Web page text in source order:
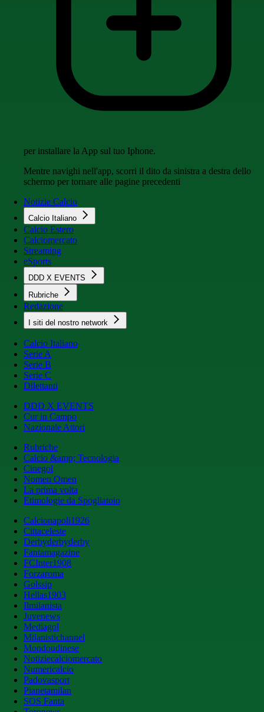
per installare la App sul tuo Iphone.
Mentre navighi nell'app, scorri il dito da sinistra a destra dello
schermo per tornare alle pagine precedenti
Notizie Calcio
Calcio Italiano
Calcio Estero
Calciomercato
Streaming
eSports
DDD X EVENTS
Rubriche
Redazione
I siti del nostro network
Calcio Italiano
Serie A
Serie B
Serie C
Dilettanti
DDD X EVENTS
Cur in Campo
Nazionale Attori
Rubriche
Calcio &amp; Tecnologia
Cinegol
Nomen Omen
La prima volta
Etimologie da Spogliatoio
Calcionapoli1926
Cittaceleste
Derbyderbyderby
Fantamagazine
FCInter1908
Forzaroma
Golssip
Hellas1903
Ilmilanista
Juvenews
Mediagol
Milanistichannel
Mondoudinese
Notiziecalciomercato
Numericalcio
Padovasport
Pianetamilan
SOS Fanta